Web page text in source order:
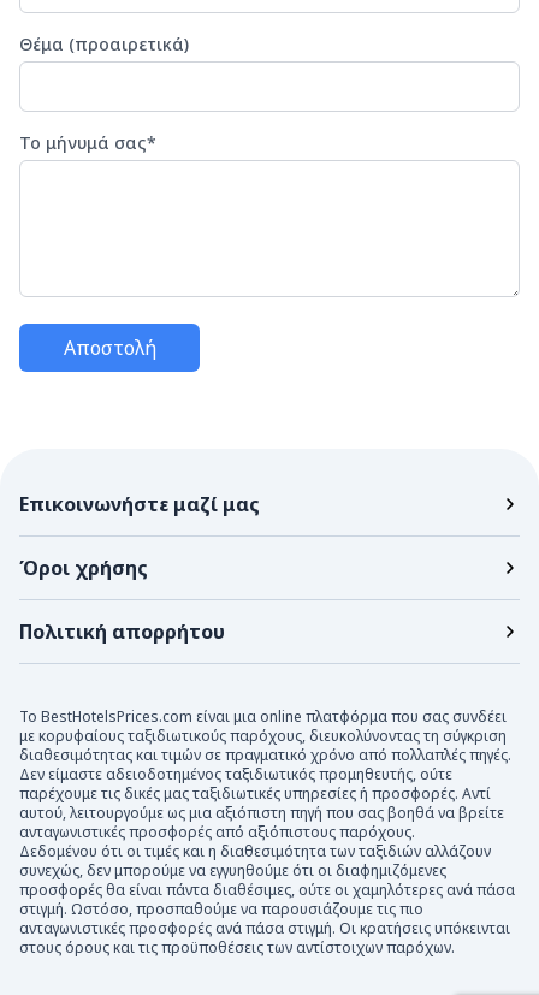
Θέμα (προαιρετικά)
Το μήνυμά σας*
Αποστολή
Επικοινωνήστε μαζί μας
Όροι χρήσης
Πολιτική απορρήτου
Το BestHotelsPrices.com είναι μια online πλατφόρμα που σας συνδέει
με κορυφαίους ταξιδιωτικούς παρόχους, διευκολύνοντας τη σύγκριση
διαθεσιμότητας και τιμών σε πραγματικό χρόνο από πολλαπλές πηγές.
Δεν είμαστε αδειοδοτημένος ταξιδιωτικός προμηθευτής, ούτε
παρέχουμε τις δικές μας ταξιδιωτικές υπηρεσίες ή προσφορές. Αντί
αυτού, λειτουργούμε ως μια αξιόπιστη πηγή που σας βοηθά να βρείτε
ανταγωνιστικές προσφορές από αξιόπιστους παρόχους.
Δεδομένου ότι οι τιμές και η διαθεσιμότητα των ταξιδιών αλλάζουν
συνεχώς, δεν μπορούμε να εγγυηθούμε ότι οι διαφημιζόμενες
προσφορές θα είναι πάντα διαθέσιμες, ούτε οι χαμηλότερες ανά πάσα
στιγμή. Ωστόσο, προσπαθούμε να παρουσιάζουμε τις πιο
ανταγωνιστικές προσφορές ανά πάσα στιγμή. Οι κρατήσεις υπόκεινται
στους όρους και τις προϋποθέσεις των αντίστοιχων παρόχων.